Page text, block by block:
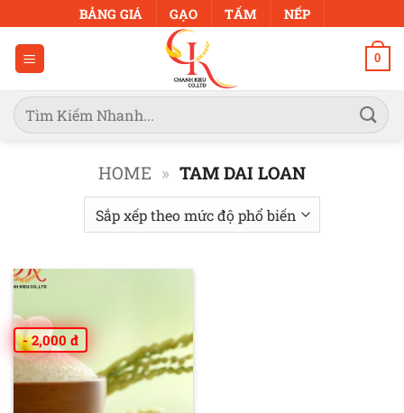
qua
dung
BẢNG GIÁ GẠO TẤM NẾP
0
Tìm
kiếm:
HOME » TAM DAI LOAN
- 2,000 đ